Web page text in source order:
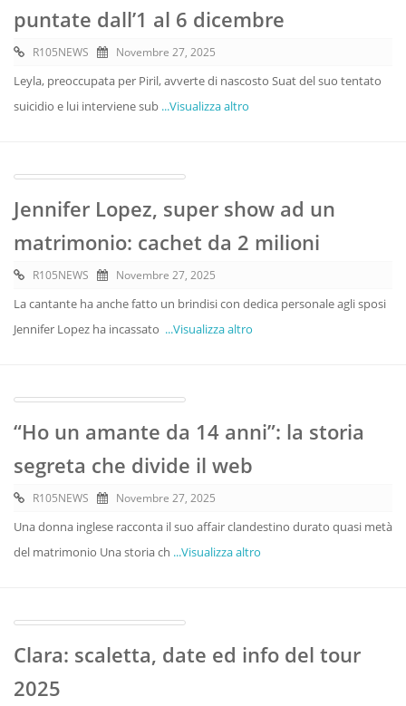
puntate dall’1 al 6 dicembre
R105NEWS Novembre 27, 2025
Leyla, preoccupata per Piril, avverte di nascosto Suat del suo tentato
suicidio e lui interviene sub ...Visualizza altro
Jennifer Lopez, super show ad un
matrimonio: cachet da 2 milioni
R105NEWS Novembre 27, 2025
La cantante ha anche fatto un brindisi con dedica personale agli sposi
Jennifer Lopez ha incassato ...Visualizza altro
“Ho un amante da 14 anni”: la storia
segreta che divide il web
R105NEWS Novembre 27, 2025
Una donna inglese racconta il suo affair clandestino durato quasi metà
del matrimonio Una storia ch ...Visualizza altro
Clara: scaletta, date ed info del tour
2025